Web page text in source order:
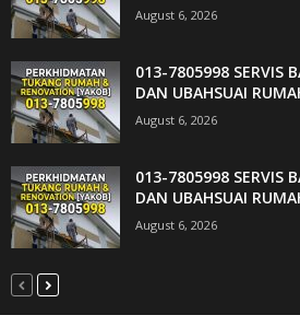
August 6, 2026
013-7805998 SERVIS
DAN UBAHSUAI
August 6, 2026
013-7805998 SERVIS
DAN UBAHSUAI
August 6, 2026